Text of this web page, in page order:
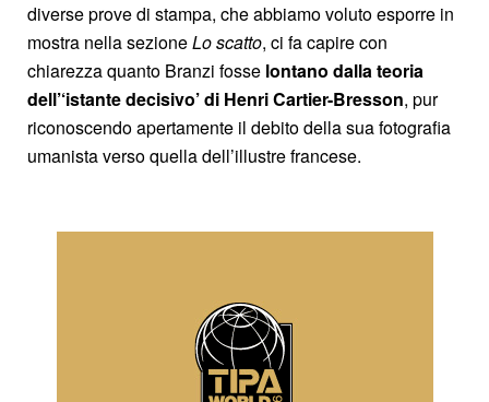
diverse prove di stampa, che abbiamo voluto esporre in
mostra nella sezioneLo scatto, ci fa capire con
chiarezza quanto Branzi fosse lontano dalla teoria
dell’‘istante decisivo’ di Henri Cartier-Bresson, pur
riconoscendo apertamente il debito della sua fotografia
umanista verso quella dell’illustre francese.